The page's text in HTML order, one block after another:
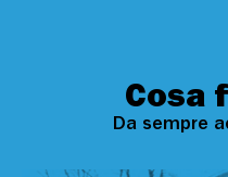
Cosa
Da sempre